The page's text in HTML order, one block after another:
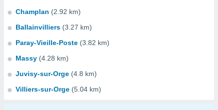
Champlan (2.92 km)
Ballainvilliers (3.27 km)
Paray-Vieille-Poste (3.82 km)
Massy (4.28 km)
Juvisy-sur-Orge (4.8 km)
Villiers-sur-Orge (5.04 km)